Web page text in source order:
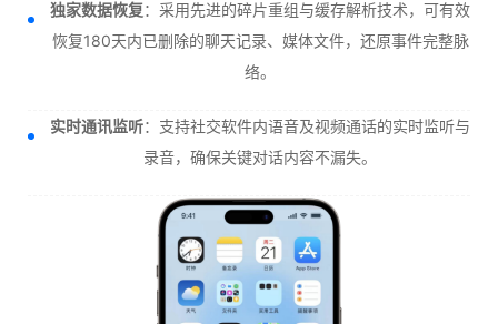
独家数据恢复：采用先进的碎片重组与缓存解析技术，可有效
恢复180天内已删除的聊天记录、媒体文件，还原事件完整脉
络。
实时通讯监听：支持社交软件内语音及视频通话的实时监听与
录音，确保关键对话内容不漏失。